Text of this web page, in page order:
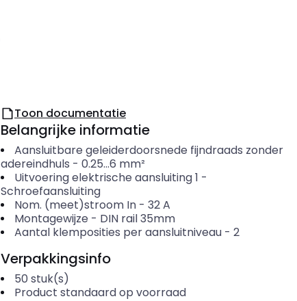
Toon documentatie
Belangrijke informatie
Aansluitbare geleiderdoorsnede fijndraads zonder
adereindhuls - 0.25...6 mm²
Uitvoering elektrische aansluiting 1 -
Schroefaansluiting
Nom. (meet)stroom In- 32A
Montagewijze - DIN rail 35mm
Aantal klemposities per aansluitniveau- 2
Verpakkingsinfo
50 stuk(s)
Product standaard op voorraad